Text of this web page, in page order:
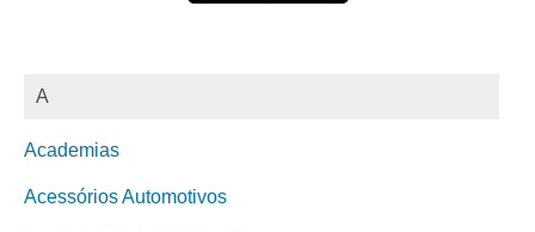
A
Academias
Acessórios Automotivos